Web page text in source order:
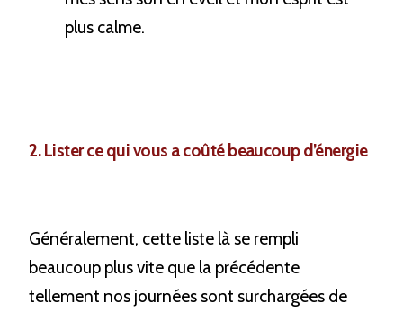
plus calme.
2. Lister ce qui vous a coûté beaucoup d’énergie
Généralement, cette liste là se rempli
beaucoup plus vite que la précédente
tellement nos journées sont surchargées de